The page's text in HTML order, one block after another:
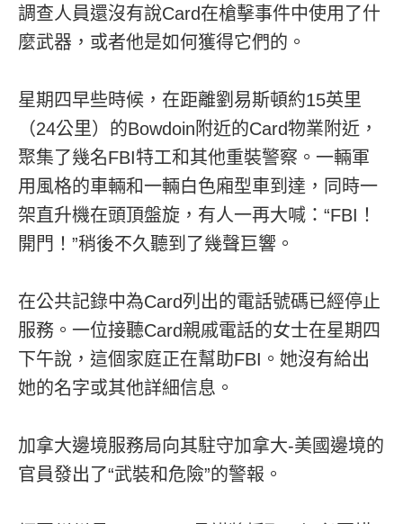
調查人員還沒有說Card在槍擊事件中使用了什
麼武器，或者他是如何獲得它們的。
星期四早些時候，在距離劉易斯頓約15英里
（24公里）的Bowdoin附近的Card物業附近，
聚集了幾名FBI特工和其他重裝警察。一輛軍
用風格的車輛和一輛白色廂型車到達，同時一
架直升機在頭頂盤旋，有人一再大喊：“FBI！
開門！”稍後不久聽到了幾聲巨響。
在公共記錄中為Card列出的電話號碼已經停止
服務。一位接聽Card親戚電話的女士在星期四
下午說，這個家庭正在幫助FBI。她沒有給出
她的名字或其他詳細信息。
加拿大邊境服務局向其駐守加拿大-美國邊境的
官員發出了“武裝和危險”的警報。